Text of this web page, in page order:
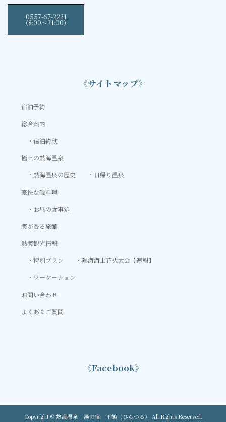
0557-67-2221
（8:00〜21:00）
《サイトマップ》
宿泊予約
総合案内
宿泊約款
極上の熱海温泉
熱海温泉の歴史
日帰り温泉
豪快な磯料理
お昼の食事処
海が香る旅館
熱海観光情報
特別プラン
熱海海上花火大会【速報】
ワーケーション
お問い合わせ
よくあるご質問
《Facebook》
Copyright © 熱海温泉 湯の宿 平鶴（ひらつる） All Rights Reserved.